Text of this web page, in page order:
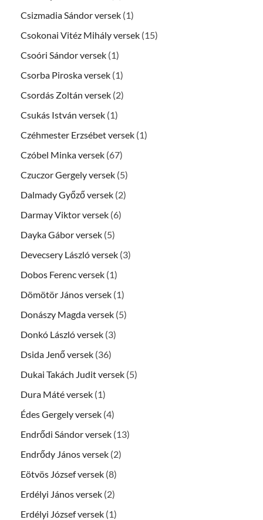
Csizmadia Sándor versek (1)
Csokonai Vitéz Mihály versek (15)
Csoóri Sándor versek (1)
Csorba Piroska versek (1)
Csordás Zoltán versek (2)
Csukás István versek (1)
Czéhmester Erzsébet versek (1)
Czóbel Minka versek (67)
Czuczor Gergely versek (5)
Dalmady Győző versek (2)
Darmay Viktor versek (6)
Dayka Gábor versek (5)
Devecsery László versek (3)
Dobos Ferenc versek (1)
Dömötör János versek (1)
Donászy Magda versek (5)
Donkó László versek (3)
Dsida Jenő versek (36)
Dukai Takách Judit versek (5)
Dura Máté versek (1)
Édes Gergely versek (4)
Endrődi Sándor versek (13)
Endrődy János versek (2)
Eötvös József versek (8)
Erdélyi János versek (2)
Erdélyi József versek (1)